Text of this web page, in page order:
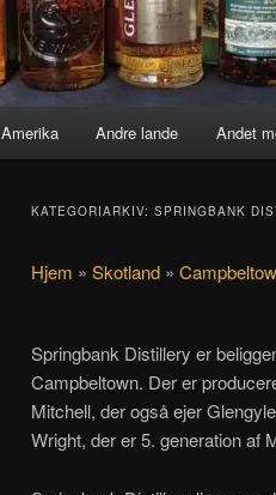
Amerika Andre lande Andet
KATEGORIARKIV: SPRINGBANK
Hjem » Skotland »
Springbank Distillery er
Campbeltown. Der er
Mitchell, der også ejer
Wright, der er 5. generation af